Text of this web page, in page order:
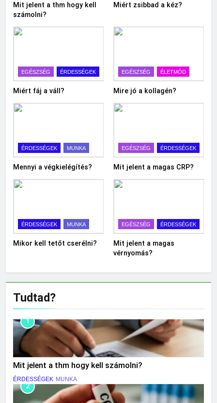
Mit jelent a thm hogy kell
számolni?
Miért zsibbad a kéz?
EGÉSZSÉG ÉRDESSÉGEK
Miért fáj a váll?
EGÉSZSÉG ÉLETMÓD
Mire jó a kollagén?
ÉRDESSÉGEK MUNKA
Mennyi a végkielégítés?
EGÉSZSÉG ÉRDESSÉGEK
Mit jelent a magas CRP?
ÉRDESSÉGEK MUNKA
Mikor kell tetőt cserélni?
EGÉSZSÉG ÉRDESSÉGEK
Mit jelent a magas
vérnyomás?
Tudtad?
1
Mit jelent a thm hogy kell számolni?
ÉRDESSÉGEK MUNKA
2